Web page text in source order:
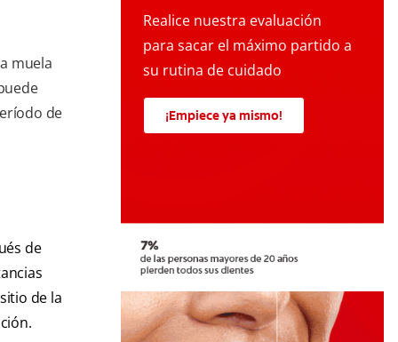
muela
de
de
de la
Realice nuestra evaluación
para sacar el máximo partido a
su rutina de cuidado
¡Empiece ya mismo!